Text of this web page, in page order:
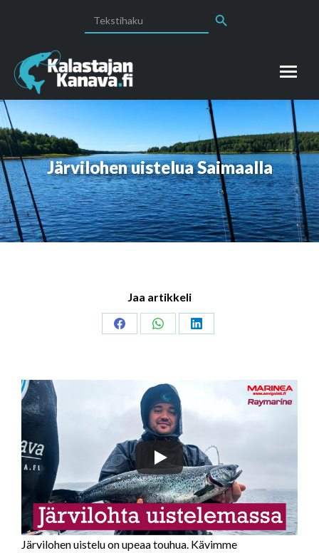
for:
Järvilohen uistelua Saimaalla
Jaa artikkeli
Share
Share
Share
Järvilohen uistelu on upeaa touhua. Kävimme